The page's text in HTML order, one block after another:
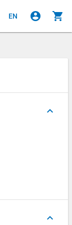
EN account_circle shopping_cart
keyboard_arrow_up
keyboard_arrow_up